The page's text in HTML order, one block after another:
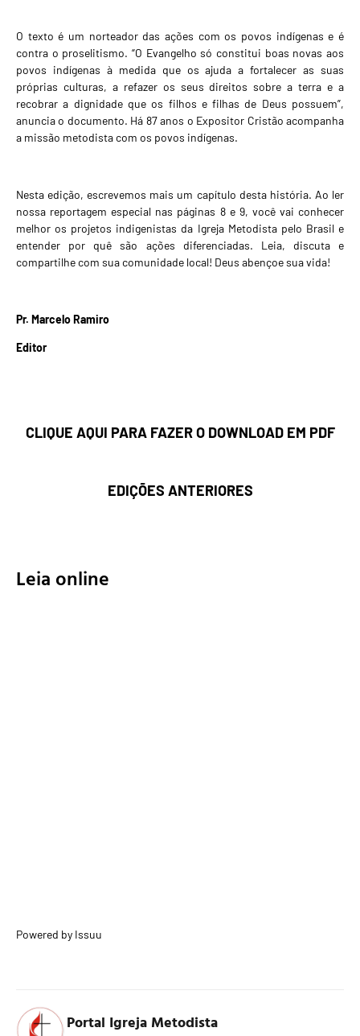
O texto é um norteador das ações com os povos indígenas e é
contra o proselitismo. “O Evangelho só constitui boas novas aos
povos indígenas à medida que os ajuda a fortalecer as suas
próprias culturas, a refazer os seus direitos sobre a terra e a
recobrar a dignidade que os filhos e filhas de Deus possuem”,
anuncia o documento. Há 87 anos o Expositor Cristão acompanha
a missão metodista com os povos indígenas.
Nesta edição, escrevemos mais um capítulo desta história. Ao ler
nossa reportagem especial nas páginas 8 e 9, você vai conhecer
melhor os projetos indigenistas da Igreja Metodista pelo Brasil e
entender por quê são ações diferenciadas. Leia, discuta e
compartilhe com sua comunidade local! Deus abençoe sua vida!
Pr. Marcelo Ramiro
Editor
CLIQUE AQUI PARA FAZER O DOWNLOAD EM PDF
EDIÇÕES ANTERIORES
Leia online
Powered by Issuu
Portal Igreja Metodista